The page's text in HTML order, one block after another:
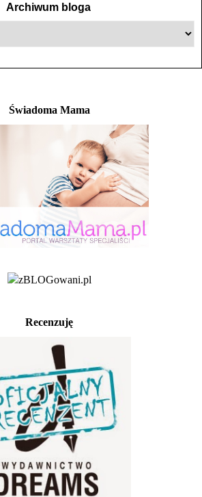
Archiwum bloga
Świadoma Mama
Recenzuję